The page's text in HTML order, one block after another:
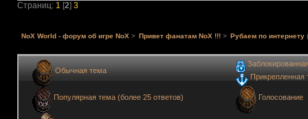
Страниц: 1 [2] 3
NoX World - форум об игре NoX> Привет фанатам NoX !!! > Рубаем по интернету
Обычная тема
Популярная тема (более 25 ответов)
Прикрепленная
Голосование